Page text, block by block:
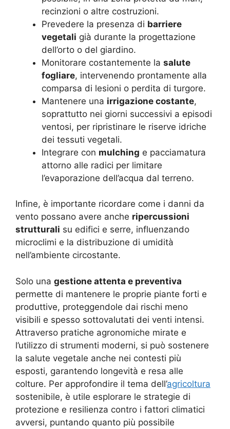
recinzioni o altre costruzioni.
Prevedere la presenza di barriere
vegetali già durante la progettazione
dell’orto o del giardino.
Monitorare costantemente la salute
fogliare, intervenendo prontamente alla
comparsa di lesioni o perdita di turgore.
Mantenere una irrigazione costante,
soprattutto nei giorni successivi a episodi
ventosi, per ripristinare le riserve idriche
dei tessuti vegetali.
Integrare con mulching e pacciamatura
attorno alle radici per limitare
l’evaporazione dell’acqua dal terreno.
Infine, è importante ricordare come i danni da
vento possano avere anche ripercussioni
strutturali su edifici e serre, influenzando
microclimi e la distribuzione di umidità
nell’ambiente circostante.
Solo una gestione attenta e preventiva
permette di mantenere le proprie piante forti e
produttive, proteggendole dai rischi meno
visibili e spesso sottovalutati dei venti intensi.
Attraverso pratiche agronomiche mirate e
l’utilizzo di strumenti moderni, si può sostenere
la salute vegetale anche nei contesti più
esposti, garantendo longevità e resa alle
colture. Per approfondire il tema dell’agricoltura
sostenibile, è utile esplorare le strategie di
protezione e resilienza contro i fattori climatici
avversi, puntando quanto più possibile